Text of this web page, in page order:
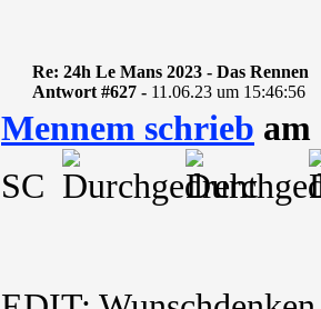
Re: 24h Le Mans 2023 - Das Rennen
Antwort #627 - 11.06.23 um 15:46:56
Mennem schrieb am
SC